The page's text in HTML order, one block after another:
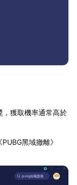
，獲取機率通常高於
黑域撤離》